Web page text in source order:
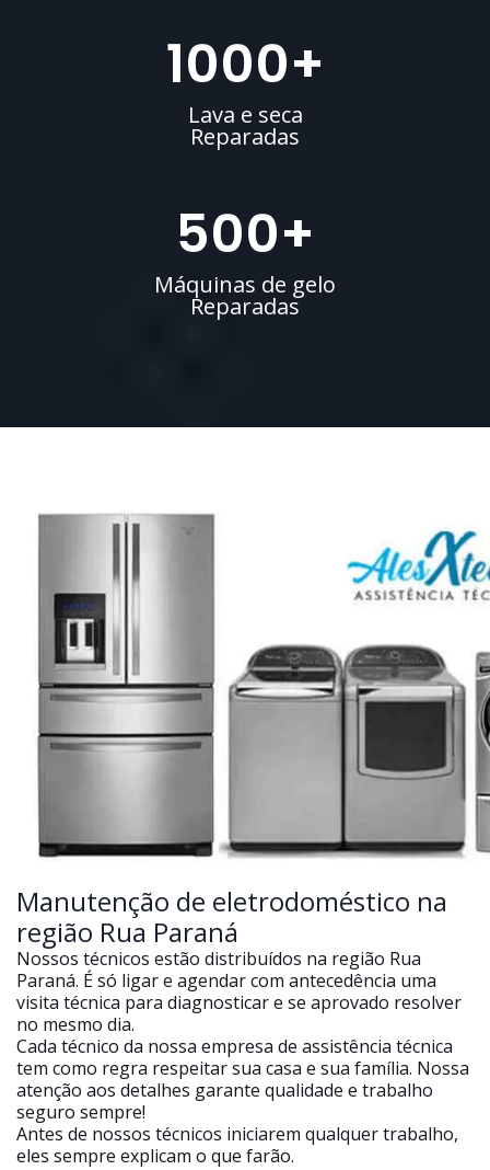
1000+
Lava e seca
Reparadas
500+
Máquinas de gelo
Reparadas
Manutenção de eletrodoméstico na
região Rua Paraná
Nossos técnicos estão distribuídos na região Rua
Paraná. É só ligar e agendar com antecedência uma
visita técnica para diagnosticar e se aprovado resolver
no mesmo dia.
Cada técnico da nossa empresa de assistência técnica
tem como regra respeitar sua casa e sua família. Nossa
atenção aos detalhes garante qualidade e trabalho
seguro sempre!
Antes de nossos técnicos iniciarem qualquer trabalho,
eles sempre explicam o que farão.